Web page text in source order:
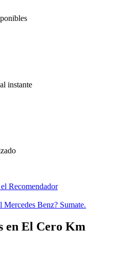
instante
Recomendador
Mercedes Benz? Sumate.
en El Cero Km